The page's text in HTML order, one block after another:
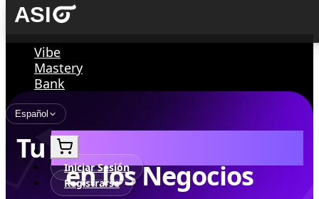
Vibe
Mastery
Bank
Español
Iniciar Sesión
Registrarse
Tu Socio de Crecimiento
en los Negocios